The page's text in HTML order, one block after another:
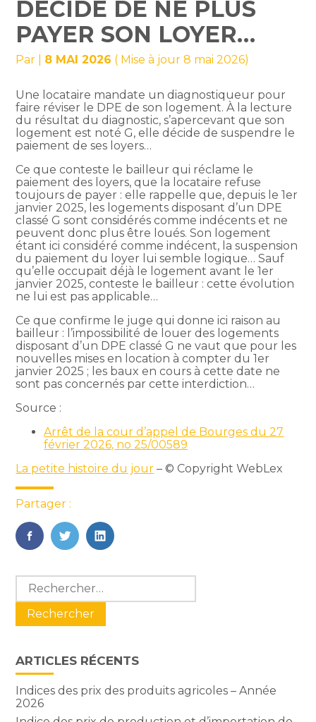
DÉCIDE DE NE PLUS
PAYER SON LOYER…
Par 8 MAI 2026 ( Mise à jour 8 mai 2026)
Une locataire mandate un diagnostiqueur pour
faire réviser le DPE de son logement. À la lecture
du résultat du diagnostic, s’apercevant que son
logement est noté G, elle décide de suspendre le
paiement de ses loyers…
Ce que conteste le bailleur qui réclame le
paiement des loyers, que la locataire refuse
toujours de payer : elle rappelle que, depuis le 1er
janvier 2025, les logements disposant d’un DPE
classé G sont considérés comme indécents et ne
peuvent donc plus être loués. Son logement
étant ici considéré comme indécent, la suspension
du paiement du loyer lui semble logique… Sauf
qu’elle occupait déjà le logement avant le 1er
janvier 2025, conteste le bailleur : cette évolution
ne lui est pas applicable…
Ce que confirme le juge qui donne ici raison au
bailleur : l’impossibilité de louer des logements
disposant d’un DPE classé G ne vaut que pour les
nouvelles mises en location à compter du 1er
janvier 2025 ; les baux en cours à cette date ne
sont pas concernés par cette interdiction…
Source :
Arrêt de la cour d’appel de Bourges du 27
février 2026, no 25/00589
La petite histoire du jour – © Copyright WebLex
Partager :
FaceBook
TwitterLinkedIn
Blog
sidebar
Rechercher :
ARTICLES RÉCENTS
Indices des prix des produits agricoles – Année
2026